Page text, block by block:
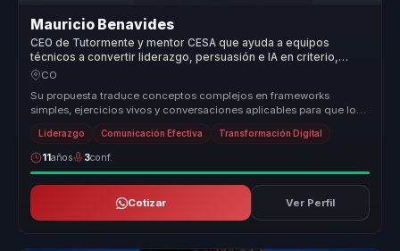
Mauricio Benavides
CEO de Tutormente y mentor CESA que ayuda a equipos
técnicos a convertir liderazgo, persuasión e IA en criterio,
influencia y acción.
CO
Su propuesta traduce conceptos complejos en frameworks
simples, ejercicios vivos y conversaciones aplicables para que los
equipos convier...
Liderazgo Comunicación Efectiva Transformación Digital
11años 3conf.
Cotizar Ver Perfil